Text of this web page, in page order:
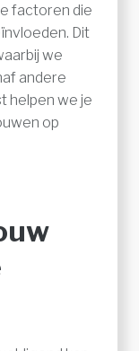
factoren die
Dit
we
andere
helpen we je
op